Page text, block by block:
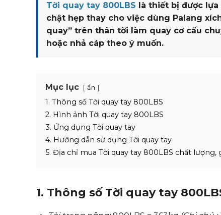
Tời quay tay 800LBS là thiết bị được
chật hẹp thay cho việc dùng Palang
quay” trên thân tời làm quay cơ cấu
hoặc nhả cáp theo ý muốn.
Mục lục ẩn
1. Thông số Tời quay tay 800LBS
2. Hình ảnh Tời quay tay 800LBS
3. Ứng dụng Tời quay tay
4. Hướng dẫn sử dụng Tời quay tay
5. Địa chỉ mua Tời quay tay 800LBS chất lượng,
1. Thông số Tời quay tay